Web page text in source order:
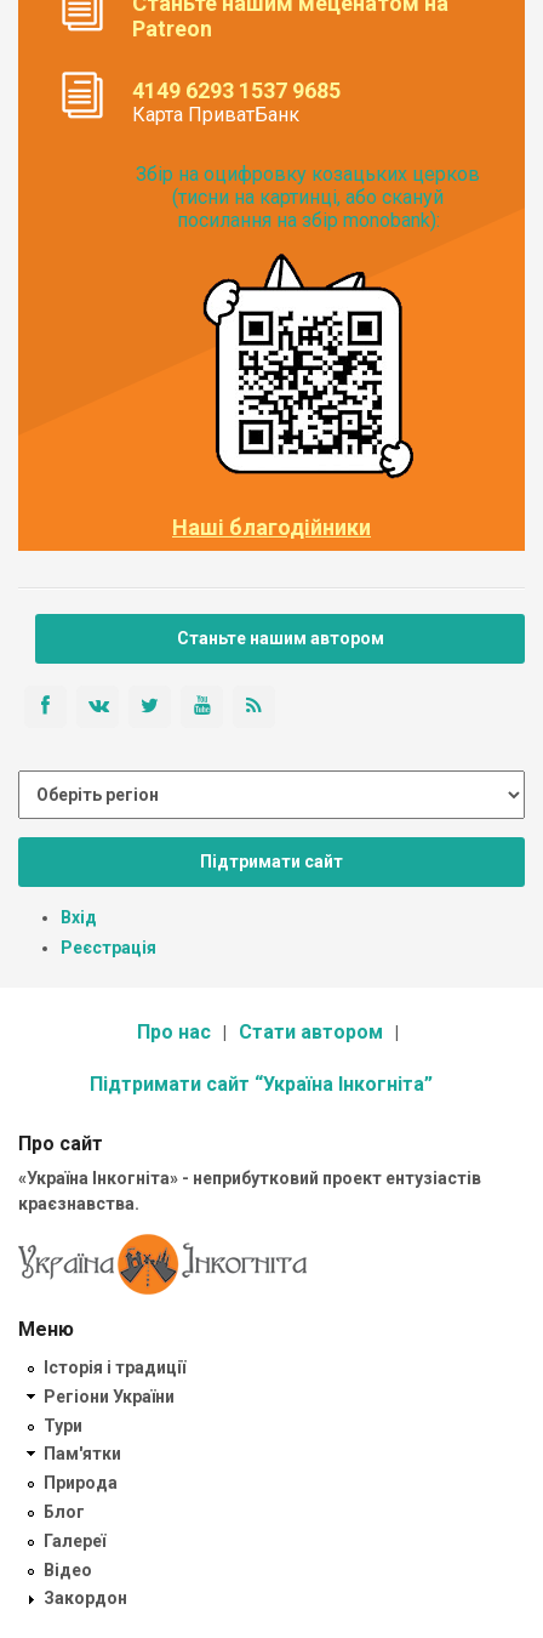
Patreon
4149 6293 1537 9685
Карта ПриватБанк
Збір на оцифровку козацьких церков
(тисни на картинці, або скануй
посилання на збір monobank):
Наші благодійники
Станьте нашим автором
Підтримати сайт
Вхід
Реєстрація
Про нас Стати автором
Підтримати сайт “Україна Інкогніта”
Про сайт
«Україна Інкогніта» - неприбутковий проект ентузіастів
краєзнавства.
Меню
Історія і традиції
Регіони України
Тури
Пам'ятки
Природа
Блог
Галереї
Відео
Закордон